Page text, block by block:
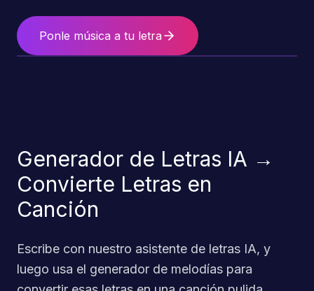
Ponle música a tu letra
Generador de Letras IA →
Convierte Letras en
Canción
Escribe con nuestro asistente de letras IA, y
luego usa el generador de melodías para